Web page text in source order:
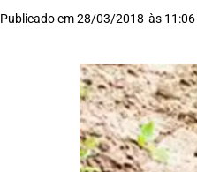
Publicado em28/03/2018 às 11:06